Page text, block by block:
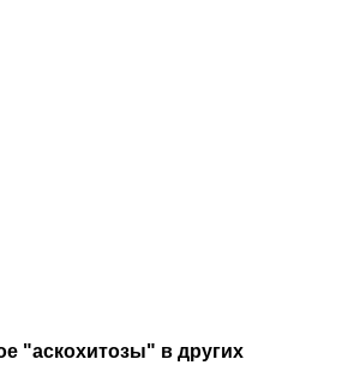
"аскохитозы" в других